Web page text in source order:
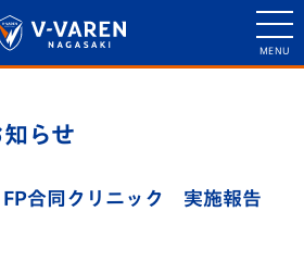
らせ
FP合同クリニック 実施報告